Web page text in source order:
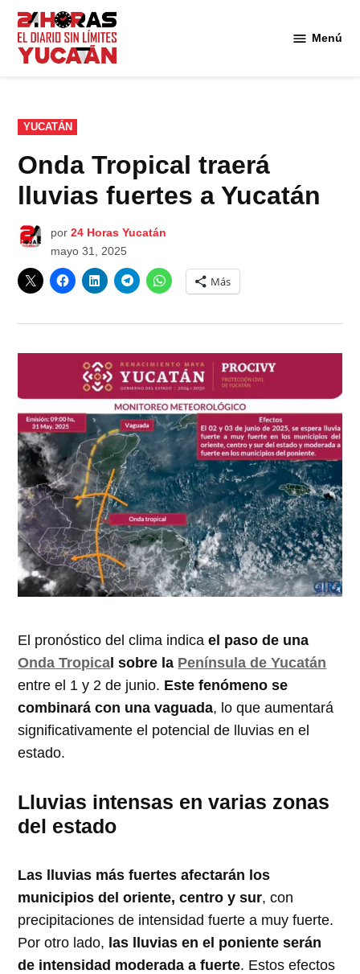
Saltar
contenido
Menú
PUBLICADO
EN
YUCATÁN
Onda Tropical traerá
lluvias fuertes a Yucatán
por 24 Horas Yucatán
mayo 31, 2025
Más
El pronóstico del clima indicael paso de una
Onda Tropical sobre la Península de Yucatán
entre el 1 y 2 de junio. Este fenómeno se
combinará con una vaguada, lo que aumentará
significativamente el potencial de lluvias en el
estado.
Lluvias intensas en varias zonas
del estado
Las lluvias más fuertes afectarán los
municipios del oriente, centro y sur, con
precipitaciones de intensidad fuerte a muy fuerte.
Por otro lado, las lluvias en el poniente serán
de intensidad moderada a fuerte. Estos efectos